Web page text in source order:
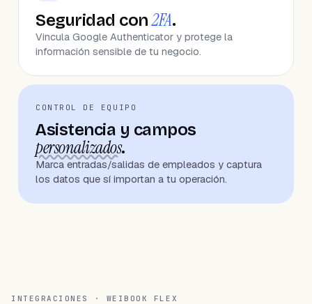
Seguridad con2FA.
Vincula Google Authenticator y protege la
información sensible de tu negocio.
CONTROL DE EQUIPO
Asistencia y campos
personalizados.
Marca entradas/salidas de empleados y captura
los datos que sí importan a tu operación.
INTEGRACIONES · WEIBOOK FLEX